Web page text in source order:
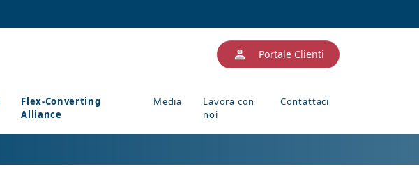
Portale Clienti
Flex-Converting
Alliance
Media
Lavora con
noi
Contattaci